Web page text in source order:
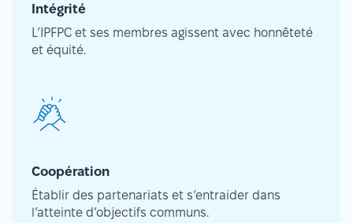
Intégrité
L’IPFPC et ses membres agissent avec honnêteté
et équité.
Coopération
Établir des partenariats et s’entraider dans
l’atteinte d’objectifs communs.